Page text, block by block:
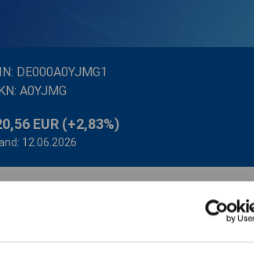
DE000A0YJMG1
A0YJMG
EUR (+2,83%)
12.06.2026